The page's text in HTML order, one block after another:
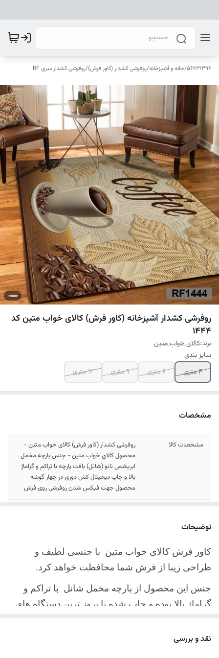
56631396
/خانه و آشپزخانه/روفرشی کشدار (کاور فرش)/روفرشی کشدار سری RF
روفرشی کشدار آشپزخانه (کاور فرش) کالای خواب متین کد
1444
برند:کالای خواب متین
سایز بندی
4 متری
6 متری 9 متری 12 متری
مشخصات
مشخصات کالا
روفرشی کشدار (کاور فرش) کالای خواب متین -
محصول کالای خواب متین - جنس پارچه مخمل
ابریشمی نانو (شانل) بافت پارچه با تراکم و گراماژ
بالا و چاپ دیجیتال کش دوزی در چهار گوشه
محصول جهت فیکس شدن روفرشی روی فرش
ارسال کالا
آینده
توضیحات
کاور فرش کالای خواب متین با جنسی لطیف و
طراحی زیبا از فرش شما محافظت خواهد کرد.
جنس این محصول از پارچه مخمل شانل با تراکم و
گراماژ بالا بوده و چاپ شده با بروز ترین دستگاه های
چهار گوشه این محصول با کش باکیفیت دوخته‌شده
نقد و بررسی